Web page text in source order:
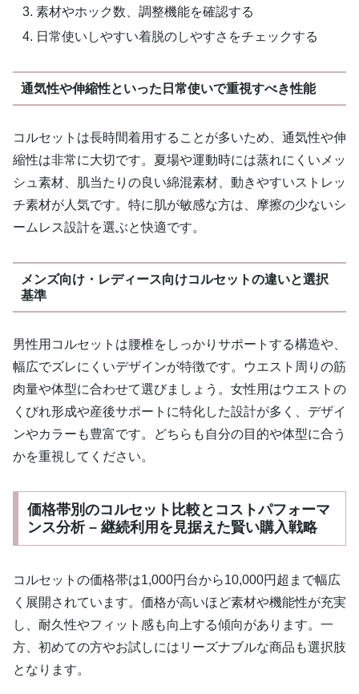
素材やホック数、調整機能を確認する
日常使いしやすい着脱のしやすさをチェックする
通気性や伸縮性といった日常使いで重視すべき性能
コルセットは長時間着用することが多いため、通気性や伸
縮性は非常に大切です。夏場や運動時には蒸れにくいメッ
シュ素材、肌当たりの良い綿混素材、動きやすいストレッ
チ素材が人気です。特に肌が敏感な方は、摩擦の少ないシ
ームレス設計を選ぶと快適です。
メンズ向け・レディース向けコルセットの違いと選択
基準
男性用コルセットは腰椎をしっかりサポートする構造や、
幅広でズレにくいデザインが特徴です。ウエスト周りの筋
肉量や体型に合わせて選びましょう。女性用はウエストの
くびれ形成や産後サポートに特化した設計が多く、デザイ
ンやカラーも豊富です。どちらも自分の目的や体型に合う
かを重視してください。
価格帯別のコルセット比較とコストパフォーマ
ンス分析 – 継続利用を見据えた賢い購入戦略
コルセットの価格帯は1,000円台から10,000円超まで幅広
く展開されています。価格が高いほど素材や機能性が充実
し、耐久性やフィット感も向上する傾向があります。一
方、初めての方やお試しにはリーズナブルな商品も選択肢
となります。